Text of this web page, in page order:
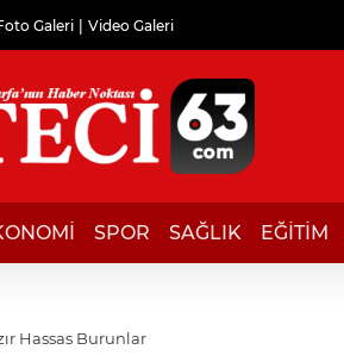
Galeri Video Galeri
SPOR SAĞLIK EĞİTİM
Hassas Burunlar